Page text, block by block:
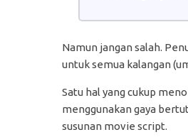
Namun jangan salah.
untuk semua kalangan
Satu hal yang cukup
menggunakan gaya
susunan movie script.